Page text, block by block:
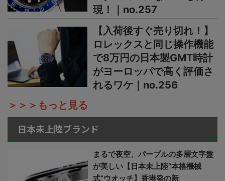
現！｜no.257
【入荷後すぐ売り切れ！】
ロレックスと同じ操作機能
で8万円の日本製GMT時計
がヨーロッパで高く評価さ
れるワケ｜no.256
＞＞＞もっと見る
日本未上陸ブランド
まるで夜空、パープルの多層文字盤
が美しい【日本未上陸“本格機械
式”ウオッチ】香港発の新